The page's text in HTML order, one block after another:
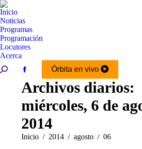
Inicio
Noticias
Programas
Programación
Locutores
Acerca
Buscar:
Facebook
page
opens
in
new
window
Órbita en vivo
Archivos diarios:
miércoles, 6 de
2014
Estás aquí:
Inicio 2014 agosto 06